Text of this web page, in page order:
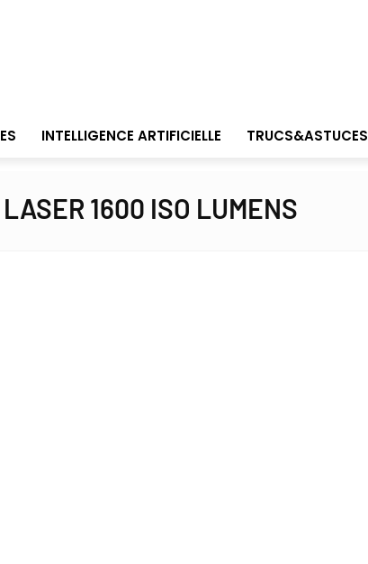
INTELLIGENCE ARTIFICIELLE TRUCS&ASTUCES
1600 ISO LUMENS